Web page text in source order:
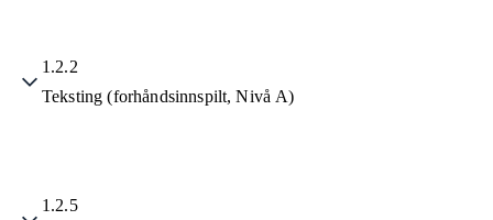
1.2.2
Teksting (forhåndsinnspilt, Nivå A)
1.2.5